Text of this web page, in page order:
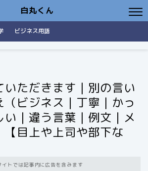
白丸くん
ビジネス用語
いただきます｜別の言い
ビジネス｜丁寧｜かっ
い｜違う言葉｜例文｜メ
【目上や上司や部下な
イトでは記事内に広告を含みます